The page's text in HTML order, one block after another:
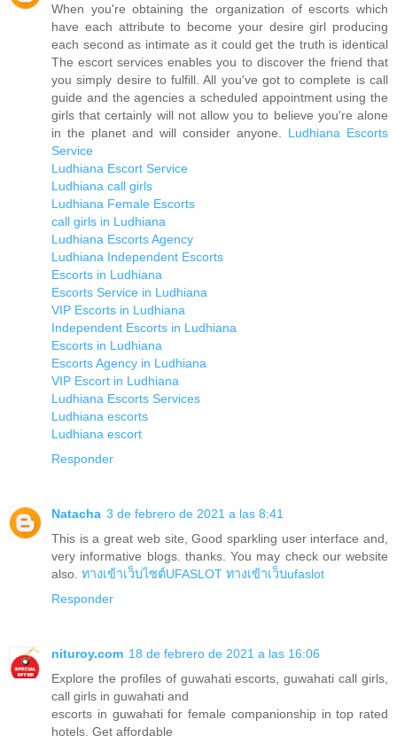
When you're obtaining the organization of escorts which
have each attribute to become your desire girl producing
each second as intimate as it could get the truth is identical
The escort services enables you to discover the friend that
you simply desire to fulfill. All you've got to complete is call
guide and the agencies a scheduled appointment using the
girls that certainly will not allow you to believe you're alone
in the planet and will consider anyone. Ludhiana Escorts
Service
Ludhiana Escort Service
Ludhiana call girls
Ludhiana Female Escorts
call girls in Ludhiana
Ludhiana Escorts Agency
Ludhiana Independent Escorts
Escorts in Ludhiana
Escorts Service in Ludhiana
VIP Escorts in Ludhiana
Independent Escorts in Ludhiana
Escorts in Ludhiana
Escorts Agency in Ludhiana
VIP Escort in Ludhiana
Ludhiana Escorts Services
Ludhiana escorts
Ludhiana escort
Responder
Natacha 3 de febrero de 2021 a las 8:41
This is a great web site, Good sparkling user interface and,
very informative blogs. thanks. You may check our website
also. ทางเข้าเว็บไซต์UFASLOT ทางเข้าเว็บufaslot
Responder
nituroy.com 18 de febrero de 2021 a las 16:06
Explore the profiles of guwahati escorts, guwahati call girls,
call girls in guwahati and
escorts in guwahati for female companionship in top rated
hotels. Get affordable